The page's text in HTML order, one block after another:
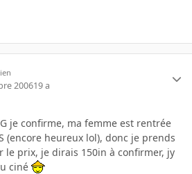
200619 a
je confirme, ma femme est rentrée
(encore heureux lol), donc je prends
le prix, je dirais 150in à confirmer, jy
ciné